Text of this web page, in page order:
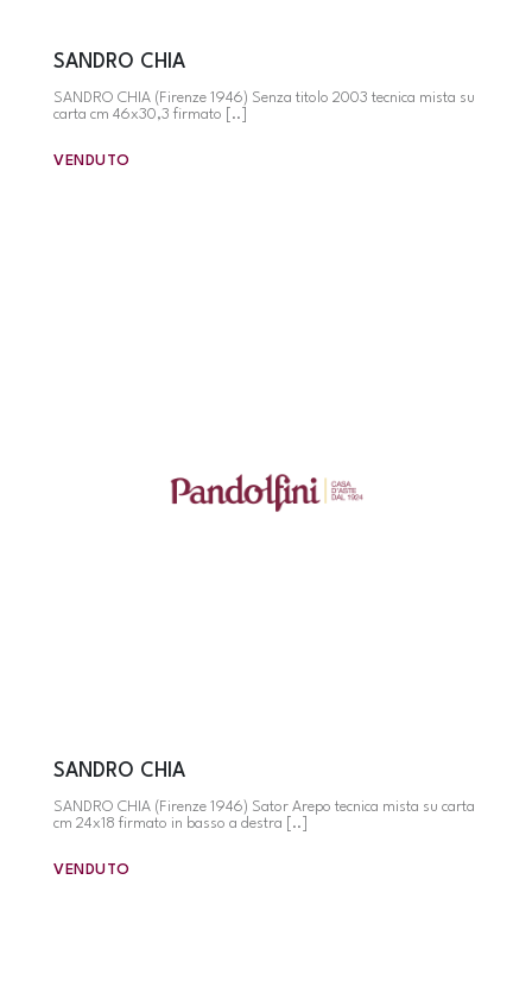
SANDRO CHIA
SANDRO CHIA (Firenze 1946) Senza titolo 2003 tecnica mista su
carta cm 46x30,3 firmato [..]
VENDUTO
SANDRO CHIA
SANDRO CHIA (Firenze 1946) Sator Arepo tecnica mista su carta
cm 24x18 firmato in basso a destra [..]
VENDUTO